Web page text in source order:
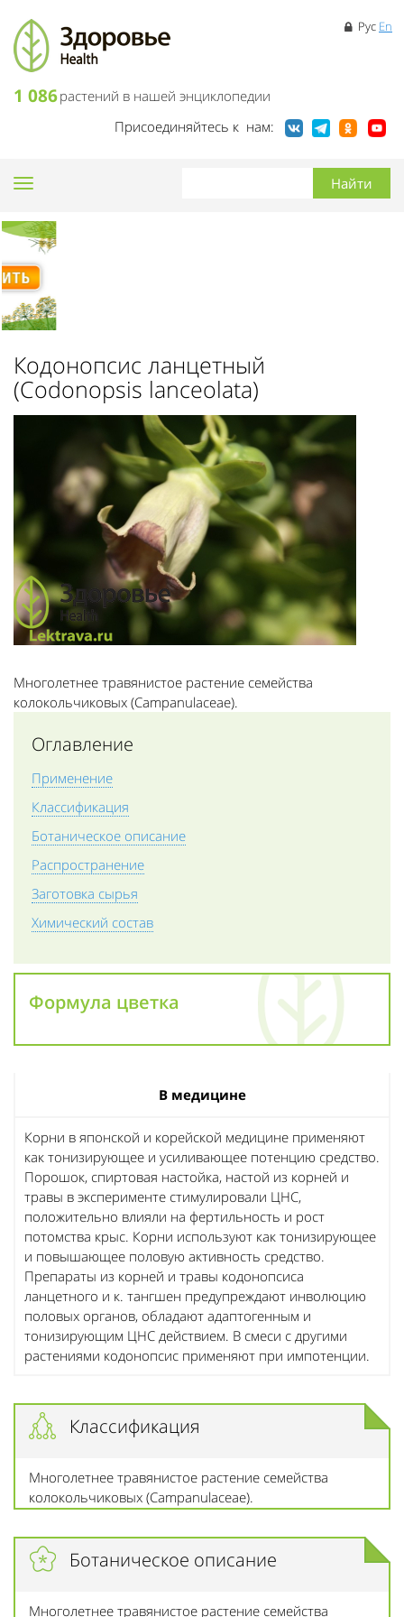
1 086растений в нашей энциклопедии
Рус En
Присоединяйтесь к нам:
Toggle
Кодонопсис ланцетный
(Codonopsis lanceolata)
Многолетнее травянистое растение семейства
колокольчиковых (Campanulaceae).
Оглавление
Применение
Классификация
Ботаническое описание
Распространение
Заготовка сырья
Химический состав
Формула цветка
В медицине
Корни в японской и корейской медицине применяют
как тонизирующее и усиливающее потенцию средство.
Порошок, спиртовая настойка, настой из корней и
травы в эксперименте стимулировали ЦНС,
положительно влияли на фертильность и рост
потомства крыс. Корни используют как тонизирующее
и повышающее половую активность средство.
Препараты из корней и травы кодонопсиса
ланцетного и к. тангшен предупреждают инволюцию
половых органов, обладают адаптогенным и
тонизирующим ЦНС действием. В смеси с другими
растениями кодонопсис применяют при импотенции.
Классификация
Многолетнее травянистое растение семейства
колокольчиковых (Campanulaceae).
Ботаническое описание
Многолетнее травянистое растение семейства